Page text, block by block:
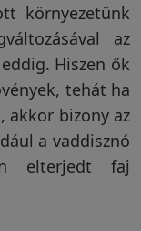
környezetünk
az
Hiszen ők
tehát ha
akkor bizony az
a vaddisznó
elterjedt faj